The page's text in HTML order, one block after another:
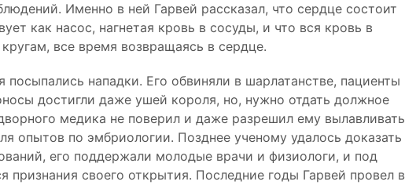
Именно в ней Гарвей рассказал, что сердце состоит
как насос, нагнетая кровь в сосуды, и что вся кровь в
все время возвращаясь в сердце.
посыпались нападки. Его обвиняли в шарлатанстве, пациенты
достигли даже ушей короля, но, нужно отдать должное
медика не поверил и даже разрешил ему вылавливать
опытов по эмбриологии. Позднее ученому удалось доказать
его поддержали молодые врачи и физиологи, и под
признания своего открытия. Последние годы Гарвей провел в